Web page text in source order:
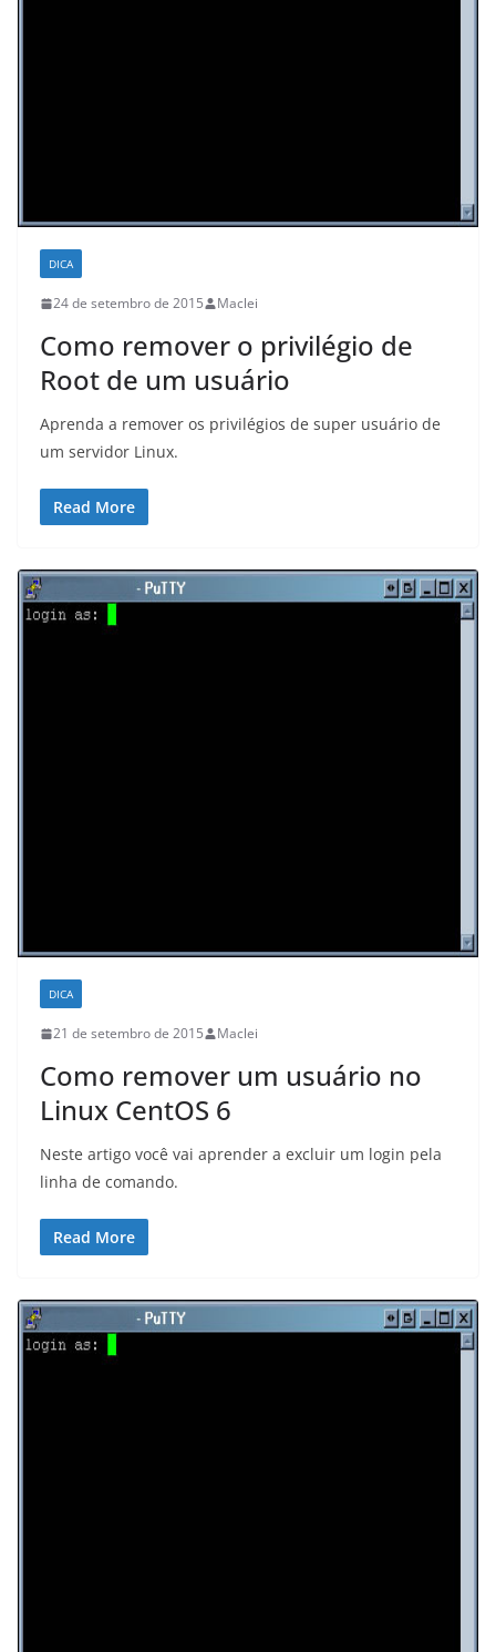
DICA
24 de setembro de 2015 Maclei
Como remover o privilégio de
Root de um usuário
Aprenda a remover os privilégios de super usuário de
um servidor Linux.
Read More
DICA
21 de setembro de 2015 Maclei
Como remover um usuário no
Linux CentOS 6
Neste artigo você vai aprender a excluir um login pela
linha de comando.
Read More